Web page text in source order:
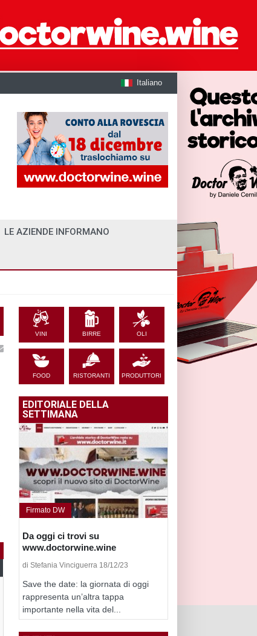
Italiano
LE AZIENDE INFORMANO
VINI BIRRE OLI
FOOD RISTORANTI PRODUTTORI
EDITORIALE DELLA
SETTIMANA
Firmato DW
Da oggi ci trovi su
www.doctorwine.wine
di Stefania Vinciguerra 18/12/23
Save the date: la giornata di oggi
rappresenta un’altra tappa
importante nella vita del...